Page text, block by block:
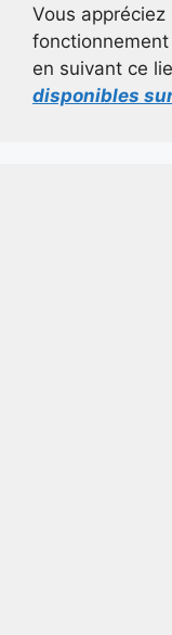
Vous
en suivant ce
disponibles